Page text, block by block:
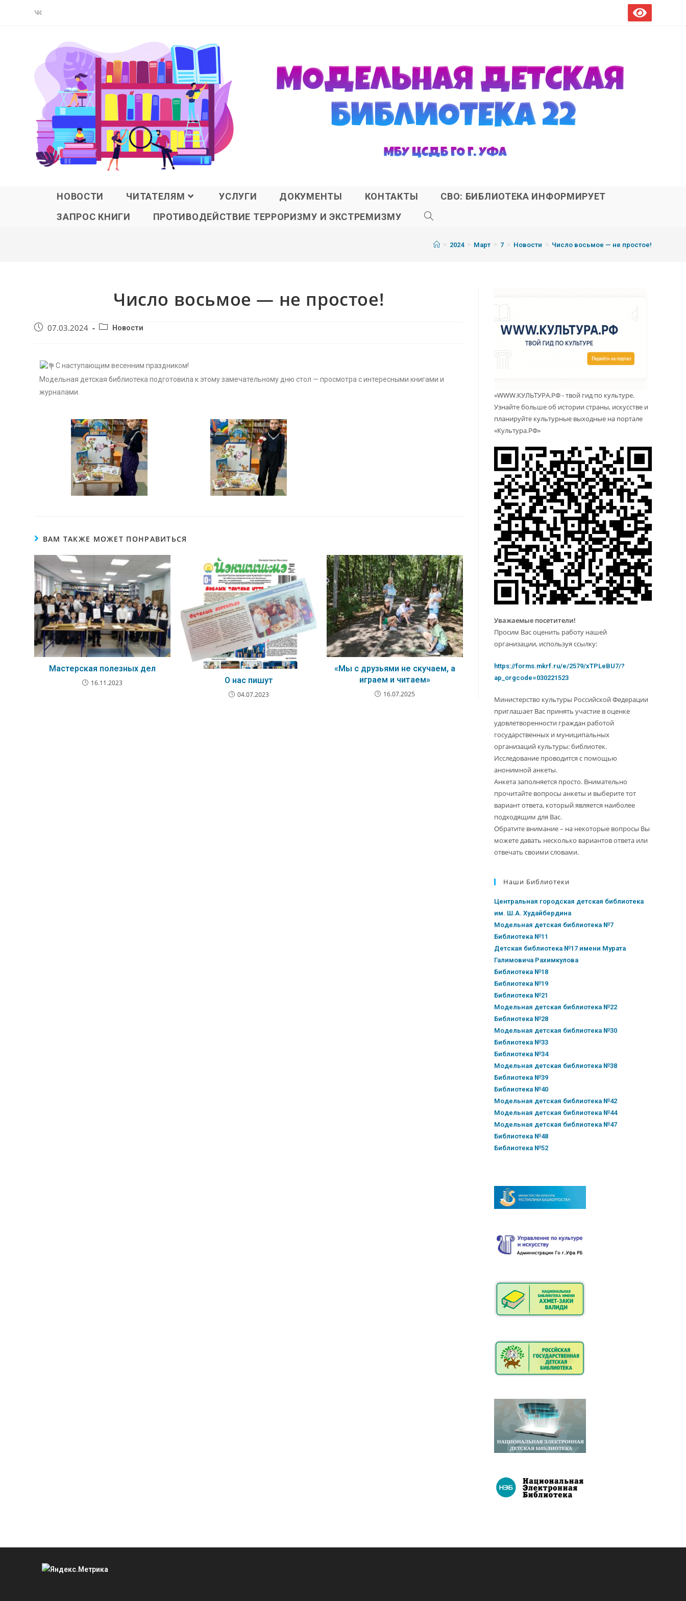
НОВОСТИ ЧИТАТЕЛЯМ УСЛУГИ ДОКУМЕНТЫ КОНТАКТЫ
СВО: БИБЛИОТЕКА ИНФОРМИРУЕТ
ЗАПРОС КНИГИ
ПРОТИВОДЕЙСТВИЕ ТЕРРОРИЗМУ И ЭКСТРЕМИЗМУ
> 2024 > Март > 7 > Новости > Число восьмое — не простое!
Число восьмое — не простое!
07.03.2024 Новости
С наступающим весенним праздником!
Модельная детская библиотека подготовила к этому замечательному дню стол — просмотра с интересными книгами и
журналами.
ВАМ ТАКЖЕ МОЖЕТ ПОНРАВИТЬСЯ
Мастерская полезных дел
16.11.2023 О нас пишут
04.07.2023
«Мы с друзьями не скучаем, а
играем и читаем»
16.07.2025
«WWW.КУЛЬТУРА.РФ - твой гид по культуре.
Узнайте больше об истории страны, искусстве и
планируйте культурные выходные на портале
«Культура.РФ»
Уважаемые посетители!
Просим Вас оценить работу нашей
организации, используя ссылку:
https://forms.mkrf.ru/e/2579/xTPLeBU7/?
ap_orgcode=030221523
Министерство культуры Российской Федерации
приглашает Вас принять участие в оценке
удовлетворенности граждан работой
государственных и муниципальных
организаций культуры: библиотек.
Исследование проводится с помощью
анонимной анкеты.
Анкета заполняется просто. Внимательно
прочитайте вопросы анкеты и выберите тот
вариант ответа, который является наиболее
подходящим для Вас.
Обратите внимание – на некоторые вопросы Вы
можете давать несколько вариантов ответа или
отвечать своими словами.
Наши Библиотеки
Центральная городская детская библиотека
им. Ш.А. Худайбердина
Модельная детская библиотека №7
Библиотека №11
Детская библиотека №17 имени Мурата
Галимовича Рахимкулова
Библиотека №18
Библиотека №19
Библиотека №21
Модельная детская библиотека №22
Библиотека №28
Модельная детская библиотека №30
Библиотека №33
Библиотека №34
Модельная детская библиотека №38
Библиотека №39
Библиотека №40
Модельная детская библиотека №42
Модельная детская библиотека №44
Модельная детская библиотека №47
Библиотека №48
Библиотека №52